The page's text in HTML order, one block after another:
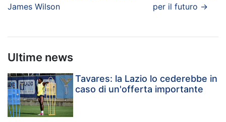
James Wilson
per il futuro →
Ultime news
Tavares: la Lazio lo cederebbe in
caso di un'offerta importante